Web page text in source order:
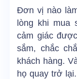
Đơn vị nào
lòng khi mua
cảm giác
sắm, chắc
khách hàng.
họ quay trở